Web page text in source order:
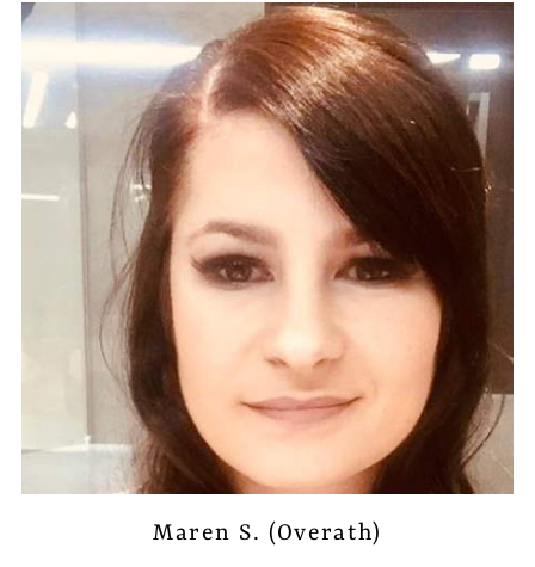
Maren S. (Overath)